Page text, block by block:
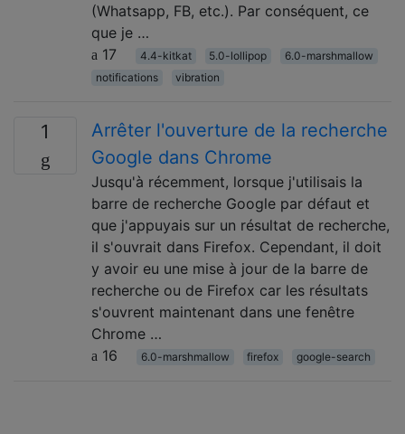
(Whatsapp, FB, etc.). Par conséquent, ce
que je …
17
4.4-kitkat 5.0-lollipop
6.0-marshmallow
notifications
vibration
1
Arrêter l'ouverture de la recherche
Google dans Chrome
Jusqu'à récemment, lorsque j'utilisais la
barre de recherche Google par défaut et
que j'appuyais sur un résultat de recherche,
il s'ouvrait dans Firefox. Cependant, il doit
y avoir eu une mise à jour de la barre de
recherche ou de Firefox car les résultats
s'ouvrent maintenant dans une fenêtre
Chrome …
16
6.0-marshmallow firefox google-search